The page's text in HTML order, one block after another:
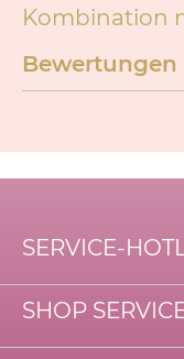
Kombination
Bewertungen
SERVICE-
SHOP